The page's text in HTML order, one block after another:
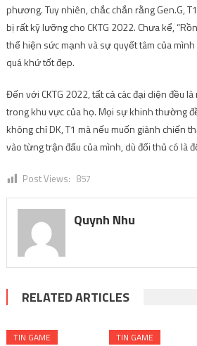
phương. Tuy nhiên, chắc chắn rằng Gen.G,
bị rất kỹ lưỡng cho CKTG 2022. Chưa kể,
thể hiện sức mạnh và sự quyết tâm của
quá khứ tốt đẹp.
Đến với CKTG 2022, tất cả các đại diện đều
trong khu vực của họ. Mọi sự khinh thường
không chỉ DK, T1 mà nếu muốn giành chiến
vào từng trận đấu của mình, dù đối thủ có là
Post Views: 857
Quynh Nhu
RELATED ARTICLES
TIN GAME TIN GAME